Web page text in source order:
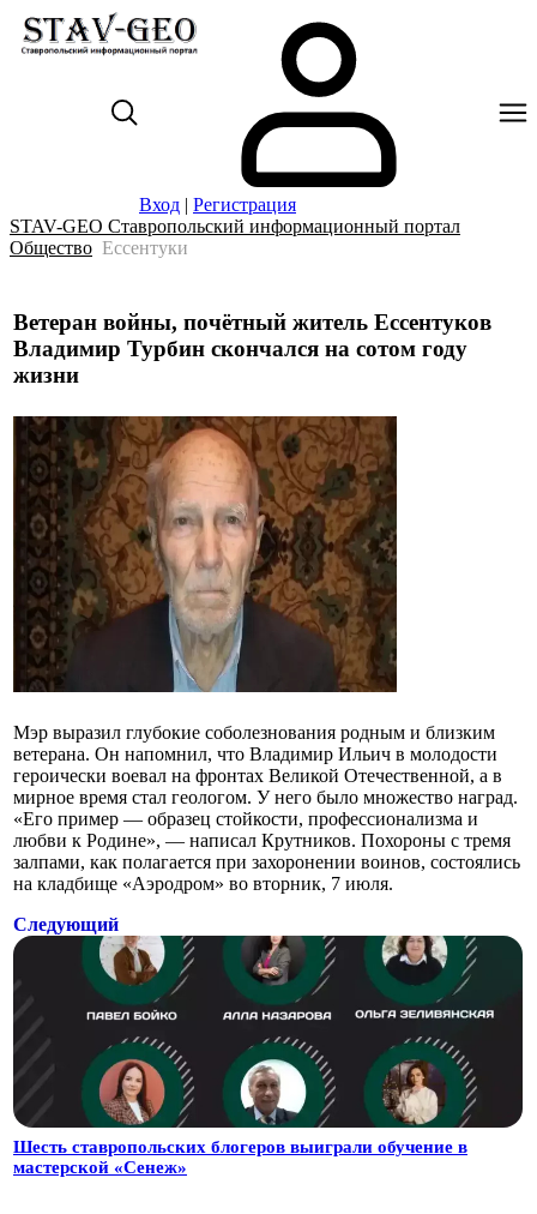
Вход | Регистрация
STAV-GEO Ставропольский информационный портал
Общество Ессентуки
Ветеран войны, почётный житель Ессентуков
Владимир Турбин скончался на сотом году
жизни
Мэр выразил глубокие соболезнования родным и близким
ветерана. Он напомнил, что Владимир Ильич в молодости
героически воевал на фронтах Великой Отечественной, а в
мирное время стал геологом. У него было множество наград.
«Его пример — образец стойкости, профессионализма и
любви к Родине», — написал Крутников. Похороны с тремя
залпами, как полагается при захоронении воинов, состоялись
на кладбище «Аэродром» во вторник, 7 июля.
Следующий
Шесть ставропольских блогеров выиграли обучение в
мастерской «Сенеж»